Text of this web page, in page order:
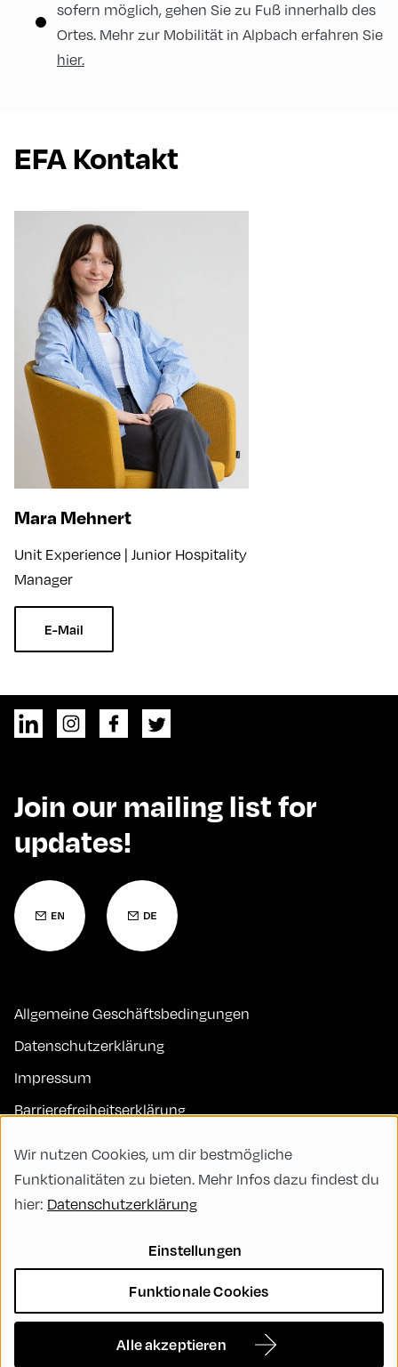
sofern möglich, gehen Sie zu Fuß innerhalb des
Ortes. Mehr zur Mobilität in Alpbach erfahren Sie
hier.
EFA Kontakt
Mara Mehnert
Unit Experience | Junior Hospitality
Manager
E-Mail
Join our mailing list for
updates!
Allgemeine Geschäftsbedingungen
Datenschutzerklärung
Impressum
Barrierefreiheitserklärung
FAQs
Code of Conduct
Nachhaltigkeit
Vielfalt, Gleichberechtigung und Inklusion
Wir nutzen Cookies, um dir bestmögliche
Funktionalitäten zu bieten. Mehr Infos dazu findest du
hier: Datenschutzerklärung
Einstellungen
Funktionale Cookies
Alle akzeptieren